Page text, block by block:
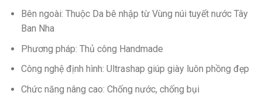
Bên ngoài: Thuộc Da bê nhập từ Vùng núi tuyết nước Tây
Ban Nha
Phương pháp: Thủ công Handmade
Công nghệ định hình: Ultrashap giúp giày luôn phồng đẹp
Chức năng nâng cao: Chống nước, chống bụi